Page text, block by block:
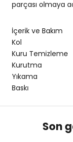
parçası olmaya
İçerik ve Bakım
Kol
Kuru Temizleme
Kurutma
Yıkama
Baskı
Son